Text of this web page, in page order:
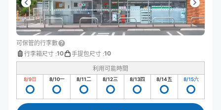
可保管的行李數
行李箱尺寸 :10 手提包尺寸 :10
利用可能時間
8/9日 8/10一 8/11二 8/12三 8/13四 8/14五 8/15六